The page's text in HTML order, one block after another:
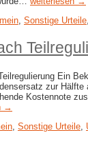
, Sonstige Urteile,
Ein
zur Hälfte
Kostennote
→
Sonstige Urteile